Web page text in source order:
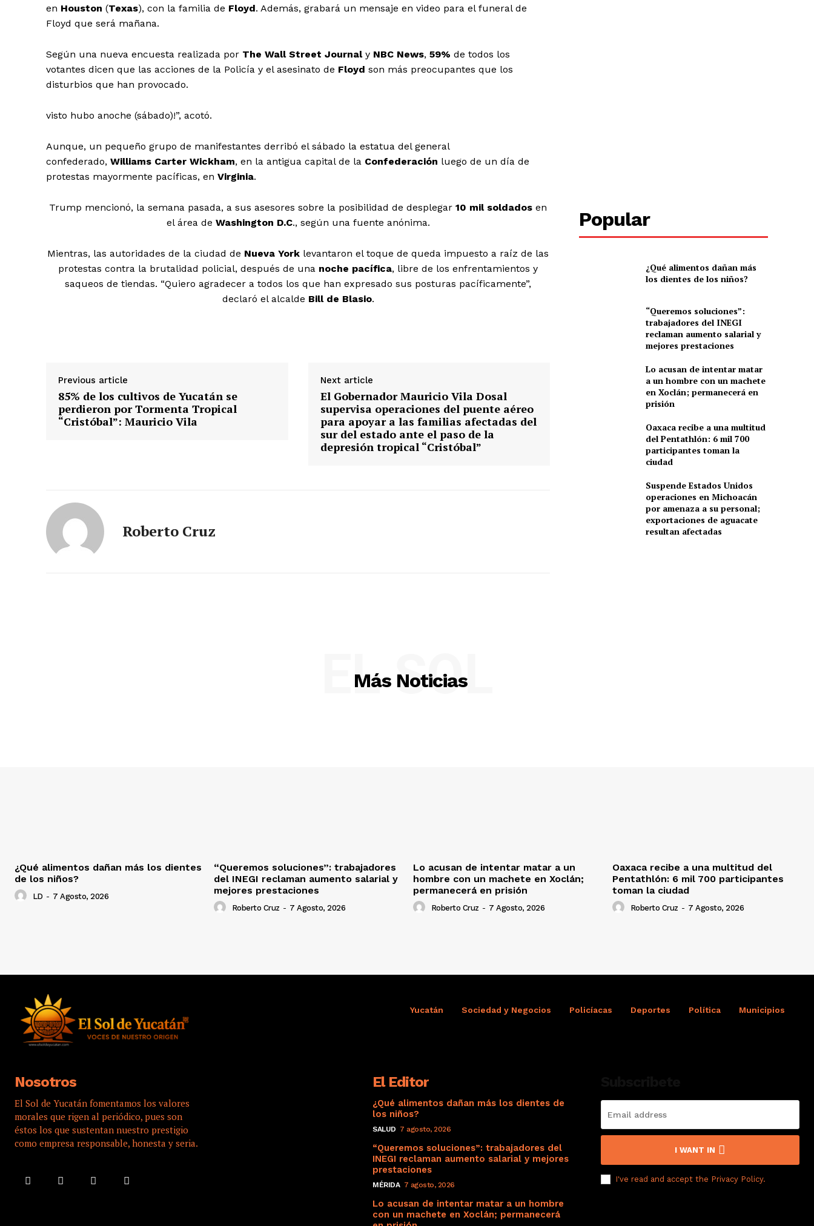
SUBSCRIBE NOW
Yucatán
Sociedad y Negocios
Deportes
Política
en Houston (Texas), con la familia de Floyd. Además, grabará un mensaje en video para el funeral de
Floyd que será mañana.
Según una nueva encuesta realizada por The Wall Street Journaly NBC News, 59% de todos los
votantes dicen que las acciones de la Policía y el asesinato de Floyd son más preocupantes que los
disturbios que han provocado.
visto hubo anoche (sábado)!”, acotó.
Aunque, un pequeño grupo de manifestantes derribó el sábado la estatua del general
confederado, Williams Carter Wickham, en la antigua capital de la Confederación luego de un día de
protestas mayormente pacíficas, en Virginia.
Trump mencionó, la semana pasada, a sus asesores sobre la posibilidad de desplegar 10 mil soldados en
el área de Washington D.C., según una fuente anónima.
Mientras, las autoridades de la ciudad de Nueva York levantaron el toque de queda impuesto a raíz de las
protestas contra la brutalidad policial, después de una noche pacífica, libre de los enfrentamientos y
saqueos de tiendas. “Quiero agradecer a todos los que han expresado sus posturas pacíficamente”,
declaró el alcalde Bill de Blasio.
Previous article
85% de los cultivos de Yucatán se
perdieron por Tormenta Tropical
“Cristóbal”: Mauricio Vila
Next article
El Gobernador Mauricio Vila Dosal
supervisa operaciones del puente aéreo
para apoyar a las familias afectadas del
sur del estado ante el paso de la
depresión tropical “Cristóbal”
Roberto Cruz
Popular
¿Qué alimentos dañan más
los dientes de los niños?
“Queremos soluciones”:
trabajadores del INEGI
reclaman aumento salarial y
mejores prestaciones
Lo acusan de intentar matar
a un hombre con un machete
en Xoclán; permanecerá en
prisión
Oaxaca recibe a una multitud
del Pentathlón: 6 mil 700
participantes toman la
ciudad
Suspende Estados Unidos
operaciones en Michoacán
por amenaza a su personal;
exportaciones de aguacate
resultan afectadas
Más Noticias
EL SOL
¿Qué alimentos dañan más los dientes
de los niños?
LD - 7 Agosto, 2026
“Queremos soluciones”: trabajadores
del INEGI reclaman aumento salarial y
mejores prestaciones
Roberto Cruz - 7 Agosto, 2026
Lo acusan de intentar matar a un
hombre con un machete en Xoclán;
permanecerá en prisión
Roberto Cruz - 7 Agosto, 2026
Oaxaca recibe a una multitud del
Pentathlón: 6 mil 700 participantes
toman la ciudad
Roberto Cruz - 7 Agosto, 2026
Yucatán Sociedad y Negocios Policíacas Deportes Política Municipios
Nosotros
El Sol de Yucatán fomentamos los valores
morales que rigen al periódico, pues son
éstos los que sustentan nuestro prestigio
como empresa responsable, honesta y seria.
El Editor
¿Qué alimentos dañan más los dientes de
los niños?
SALUD 7 agosto, 2026
“Queremos soluciones”: trabajadores del
INEGI reclaman aumento salarial y mejores
prestaciones
MÉRIDA 7 agosto, 2026
Lo acusan de intentar matar a un hombre
con un machete en Xoclán; permanecerá
I WANT IN
I've read and accept the Privacy Policy.